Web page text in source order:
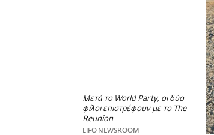
Μετά το World Party, οι δύο
φίλοι επιστρέφουν με το The
Reunion
LIFO NEWSROOM